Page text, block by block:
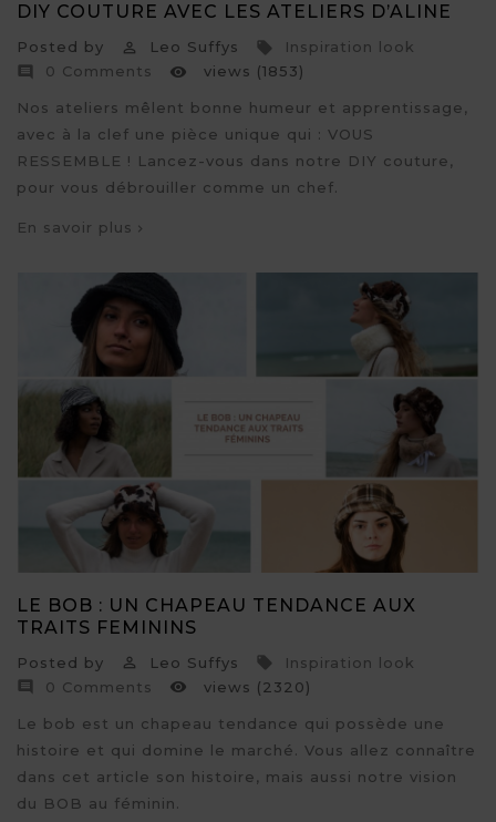
DIY COUTURE AVEC LES ATELIERS D’ALINE
Posted by  Leo Suffys 
Inspiration look

0 Comments  views (1853)
Nos ateliers mêlent bonne humeur et apprentissage,
avec à la clef une pièce unique qui : VOUS
RESSEMBLE ! Lancez-vous dans notre DIY couture,
pour vous débrouiller comme un chef.
En savoir plus
LE BOB : UN CHAPEAU TENDANCE AUX
TRAITS FEMININS
Posted by  Leo Suffys 
Inspiration look

0 Comments  views (2320)
Le bob est un chapeau tendance qui possède une
histoire et qui domine le marché. Vous allez connaître
dans cet article son histoire, mais aussi notre vision
du BOB au féminin.